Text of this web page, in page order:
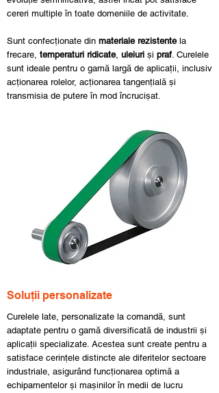
cereri multiple în toate domeniile de activitate.
Sunt confecționate din materiale rezistentela
frecare, temperaturi ridicate, uleiuri și praf. Curelele
sunt ideale pentru o gamă largă de aplicații, inclusiv
acționarea rolelor, acționarea tangențială și
transmisia de putere în mod încrucișat.
Soluții personalizate
Curelele late, personalizate la comandă, sunt
adaptate pentru o gamă diversificată de industrii și
aplicații specializate. Acestea sunt create pentru a
satisface cerințele distincte ale diferitelor sectoare
industriale, asigurând funcționarea optimă a
echipamentelor și mașinilor în medii de lucru